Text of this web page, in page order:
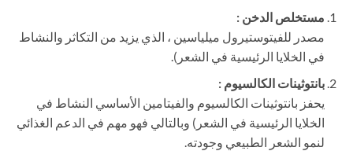
مستخلص الدخن :
مصدر للفيتوستيرول ميلياسين ، الذي يزيد من التكاثر والنشاط
في الخلايا الرئيسية في الشعر).
بانتوثينات الكالسيوم :
يحفز بانتوثينات الكالسيوم والفيتامين الأساسي النشاط في
الخلايا الرئيسية في الشعر) وبالتالي فهو مهم في الدعم الغذائي
لنمو الشعر الطبيعي وجودته.